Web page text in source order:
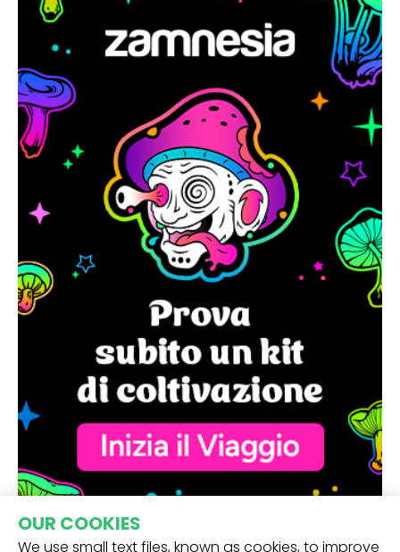
OUR COOKIES
We use small text files, known as cookies, to improve